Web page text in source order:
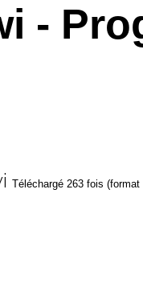
-
Téléchargé 263 fois